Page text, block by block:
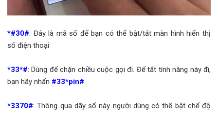
*#30#: Đây là mã số để bạn có thể bật/tắt màn hình hiển thị
số điện thoại
*33*#: Dùng để chặn chiều cuộc gọi đi. Để tắt tính năng này đi,
bạn hãy nhấn #33*pin#
*3370#: Thông qua dãy số này người dùng có thể bật chế độ